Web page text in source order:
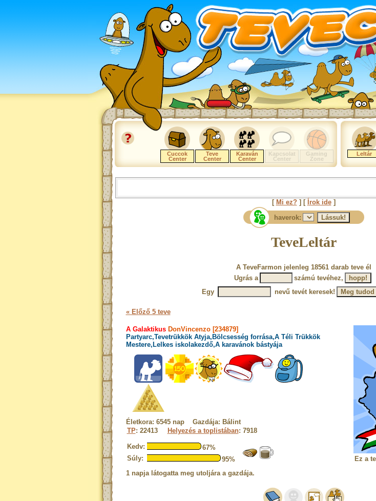
Cuccok
Center
Teve
Center
Karaván
Center
Kapcsolat
Center
Gaming
Zone
Leltár
[ Mi ez?] [ Írok ide]
haverok:
TeveLeltár
A TeveFarmon jelenleg 18561 darab teve él
Ugrás a
számú tevéhez,
Egy
nevű tevét keresek!
« Előző 5 teve
A GalaktikusDonVincenzo [234879]
Partyarc,Tevetrükkök Atyja,Bölcsesség forrása,A Téli Trükkök
Mestere,Lelkes iskolakezdő,A karavánok bástyája
Életkora: 6545 nap Gazdája: Bálint
TP: 22413 Helyezés a toplistában: 7918
Kedv:
67%
Súly:
95%
1 napja látogatta meg utoljára a gazdája.
Ez a